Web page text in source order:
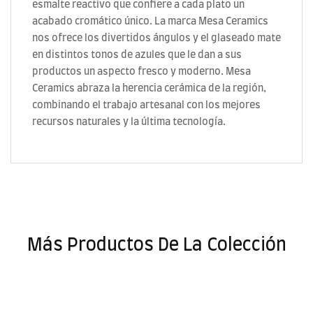
esmalte reactivo que confiere a cada plato un
acabado cromático único. La marca Mesa Ceramics
nos ofrece los divertidos ángulos y el glaseado mate
en distintos tonos de azules que le dan a sus
productos un aspecto fresco y moderno. Mesa
Ceramics abraza la herencia cerámica de la región,
combinando el trabajo artesanal con los mejores
recursos naturales y la última tecnología.
Más Productos De La Colección